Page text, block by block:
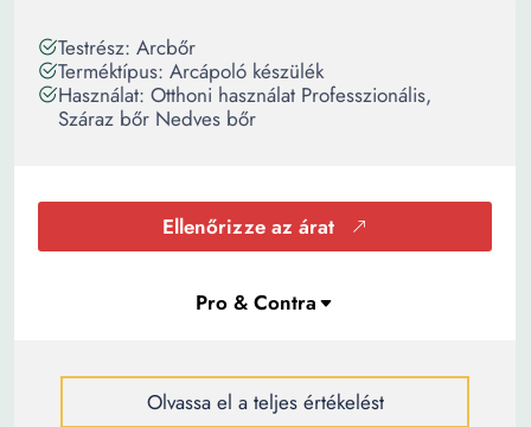
Testrész: Arcbőr
Terméktípus: Arcápoló készülék
Használat: Otthoni használat Professzionális,
Száraz bőr Nedves bőr
Ellenőrizze az árat
Olvassa el a teljes értékelést